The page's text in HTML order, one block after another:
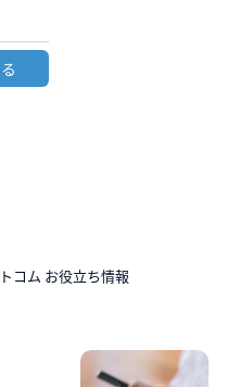
コム お役立ち情報